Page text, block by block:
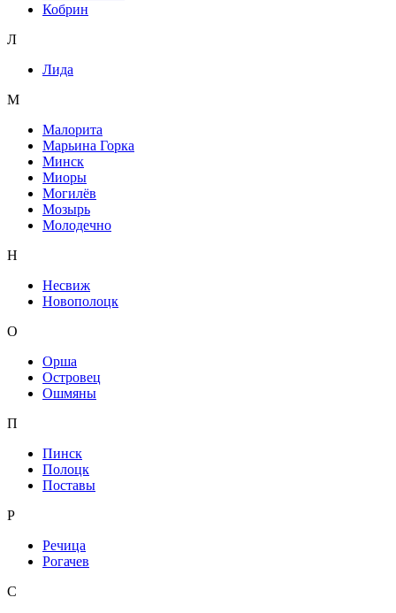
Кобрин
Л
Лида
М
Малорита
Марьина Горка
Минск
Миоры
Могилёв
Мозырь
Молодечно
Н
Несвиж
Новополоцк
О
Орша
Островец
Ошмяны
П
Пинск
Полоцк
Поставы
Р
Речица
Рогачев
С